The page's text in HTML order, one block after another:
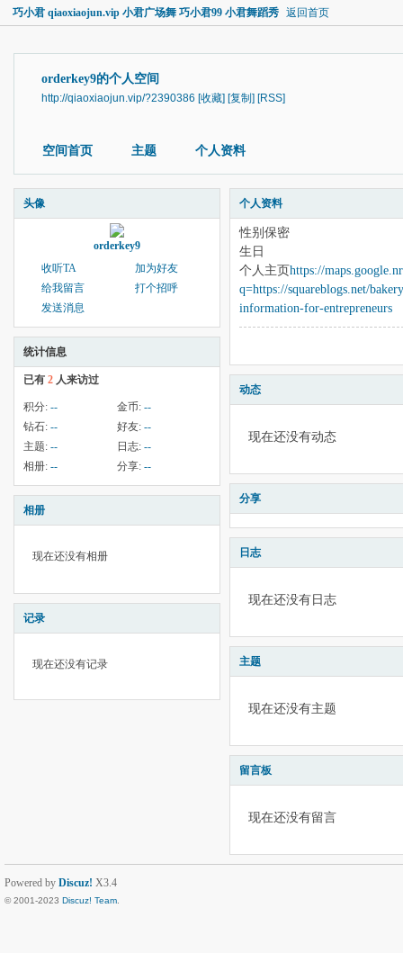
巧小君 qiaoxiaojun.vip 小君广场舞 巧小君99 小君舞蹈秀 返回首页
orderkey9的个人空间
http://qiaoxiaojun.vip/?2390386 [收藏] [复制] [RSS]
空间首页 主题 个人资料
头像
orderkey9
收听TA
加为好友
给我留言
打个招呼
发送消息
统计信息
已有 2 人来访过
积分: -- 金币: --
钻石: -- 好友: --
主题: -- 日志: --
相册: -- 分享: --
相册
现在还没有相册
记录
现在还没有记录
个人资料
性别保密
生日
个人主页https://
q=https://squareblogs.net/
information-for-entrepreneurs
动态
现在还没有动态
分享
日志
现在还没有日志
主题
现在还没有主题
留言板
现在还没有留言
Powered by Discuz! X3.4
© 2001-2023 Discuz! Team